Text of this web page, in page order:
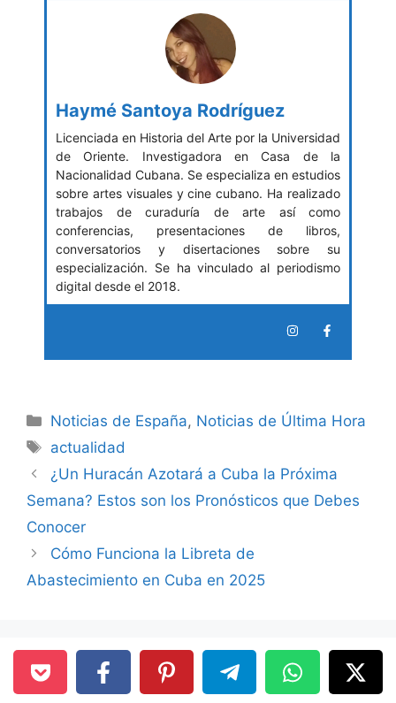
Haymé Santoya Rodríguez
Licenciada en Historia del Arte por la Universidad
de Oriente. Investigadora en Casa de la
Nacionalidad Cubana. Se especializa en estudios
sobre artes visuales y cine cubano. Ha realizado
trabajos de curaduría de arte así como
conferencias, presentaciones de libros,
conversatorios y disertaciones sobre su
especialización. Se ha vinculado al periodismo
digital desde el 2018.
Categories
Noticias de España, Noticias de Última Hora
Tags
actualidad
¿Un Huracán Azotará a Cuba la Próxima
Semana? Estos son los Pronósticos que Debes
Conocer
Cómo Funciona la Libreta de
Abastecimiento en Cuba en 2025
¿Buscas algo de Cuba?